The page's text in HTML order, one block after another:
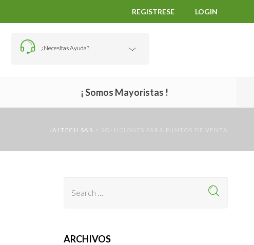
REGISTRESE LOGIN
¿Necesitas Ayuda?
¡ Somos Mayoristas !
JALTECH SAS SOLUCIONES PARA PUNTOS DE VENTA
ARCHIVOS